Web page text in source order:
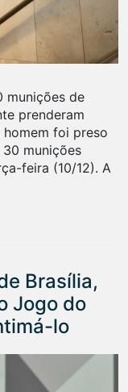
munições de
prenderam
foi preso
munições
feira (10/12). A
Brasília,
Jogo do
lo